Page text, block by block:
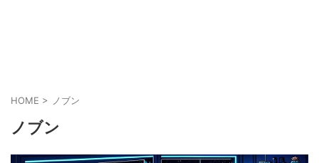
HOME > ノブン
ノブン